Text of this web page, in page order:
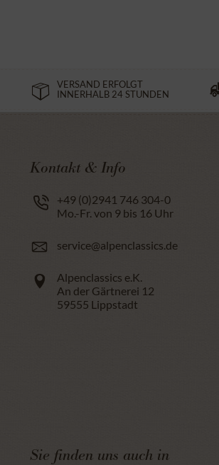
VERSAND ERFOLGT
INNERHALB 24 STUNDEN
Kontakt & Info
+49 (0)2941 746 304-0
Mo.-Fr. von 9 bis 16 Uhr
service@alpenclassics.de
Alpenclassics e.K.
An der Gärtnerei 12
59555 Lippstadt
Sie finden uns auch in